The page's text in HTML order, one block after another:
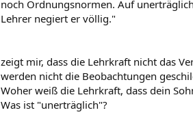
noch Ordnungsnormen. Auf
Lehrer negiert er völlig."
zeigt mir, dass die Lehrkraft nicht das
werden nicht die Beobachtungen
Woher weiß die Lehrkraft, dass dein
Was ist "unerträglich"?